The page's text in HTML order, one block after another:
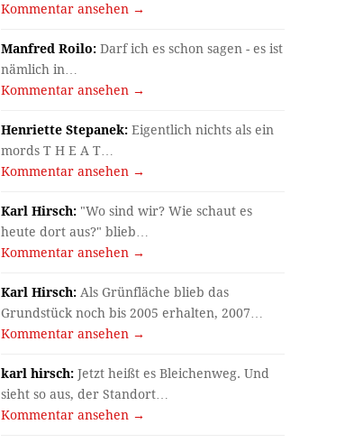
Kommentar ansehen →
Manfred Roilo: Darf ich es schon sagen - es ist
nämlich in…
Kommentar ansehen →
Henriette Stepanek: Eigentlich nichts als ein
mords T H E A T…
Kommentar ansehen →
Karl Hirsch: "Wo sind wir? Wie schaut es
heute dort aus?" blieb…
Kommentar ansehen →
Karl Hirsch: Als Grünfläche blieb das
Grundstück noch bis 2005 erhalten, 2007…
Kommentar ansehen →
karl hirsch: Jetzt heißt es Bleichenweg. Und
sieht so aus, der Standort…
Kommentar ansehen →